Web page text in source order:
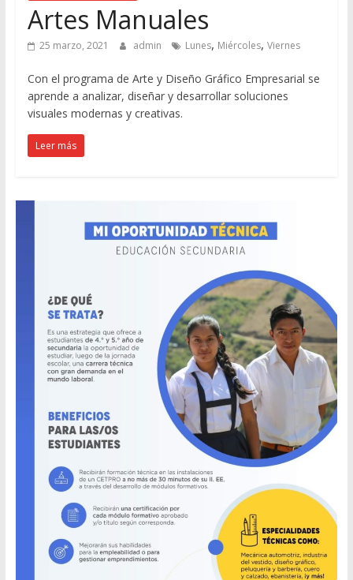
Artes Manuales
25 marzo, 2021 admin Lunes, Miércoles, Viernes
Con el programa de Arte y Diseño Gráfico Empresarial se
aprende a analizar, diseñar y desarrollar soluciones
visuales modernas y creativas.
Leer más